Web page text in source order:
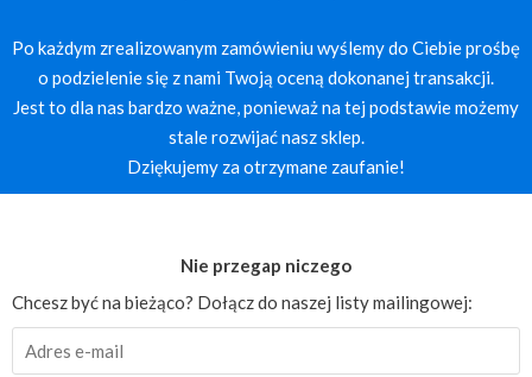
Po każdym zrealizowanym zamówieniu wyślemy do Ciebie prośbę
o podzielenie się z nami Twoją oceną dokonanej transakcji.
Jest to dla nas bardzo ważne, ponieważ na tej podstawie możemy
stale rozwijać nasz sklep.
Dziękujemy za otrzymane zaufanie!
Nie przegap niczego
Chcesz być na bieżąco? Dołącz do naszej listy mailingowej: